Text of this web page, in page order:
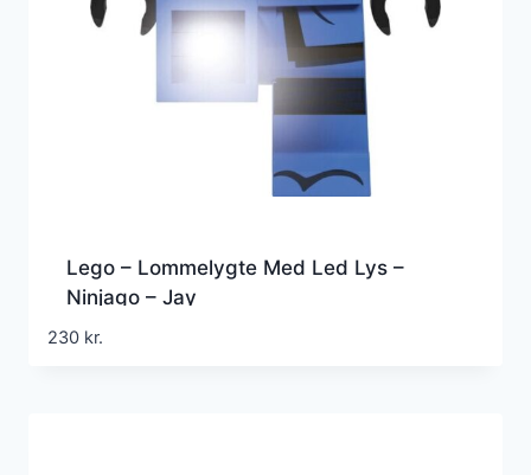
Lego – Lommelygte Med Led Lys –
Ninjago – Jay
230 kr.